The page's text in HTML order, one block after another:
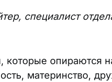
специалист
которые опираются
материнство,